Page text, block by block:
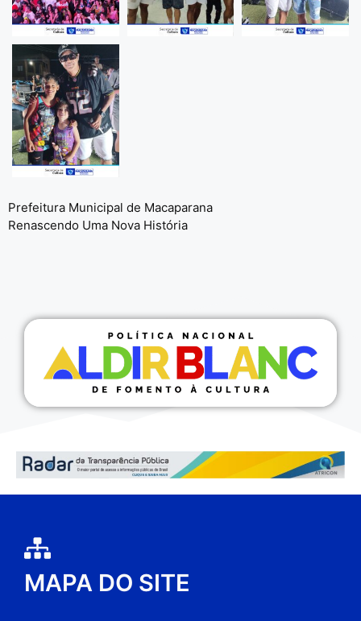
Prefeitura Municipal de Macaparana
Renascendo Uma Nova História
MAPA DO SITE